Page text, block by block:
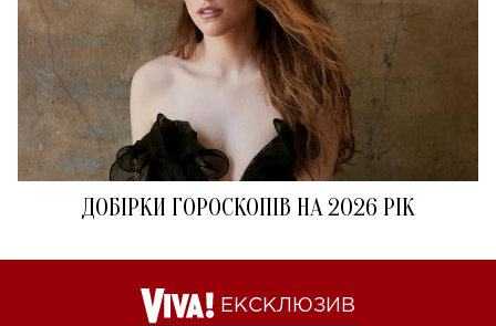
ДОБІРКИ ГОРОСКОПІВ НА 2026 РІК
ЕКСКЛЮЗИВ